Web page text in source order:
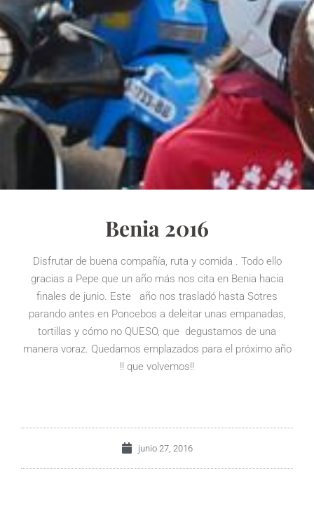
Benia 2016
Disfrutar de buena compañía, ruta y comida . Todo ello
gracias a Pepe que un año más nos cita en Benia hacia
finales de junio. Este año nos trasladó hasta Sotres
parando antes en Poncebos a deleitar unas empanadas,
tortillas y cómo no QUESO, que degustamos de una
manera voraz. Quedamos emplazados para el próximo año
!! que volvemos!!
junio 27, 2016